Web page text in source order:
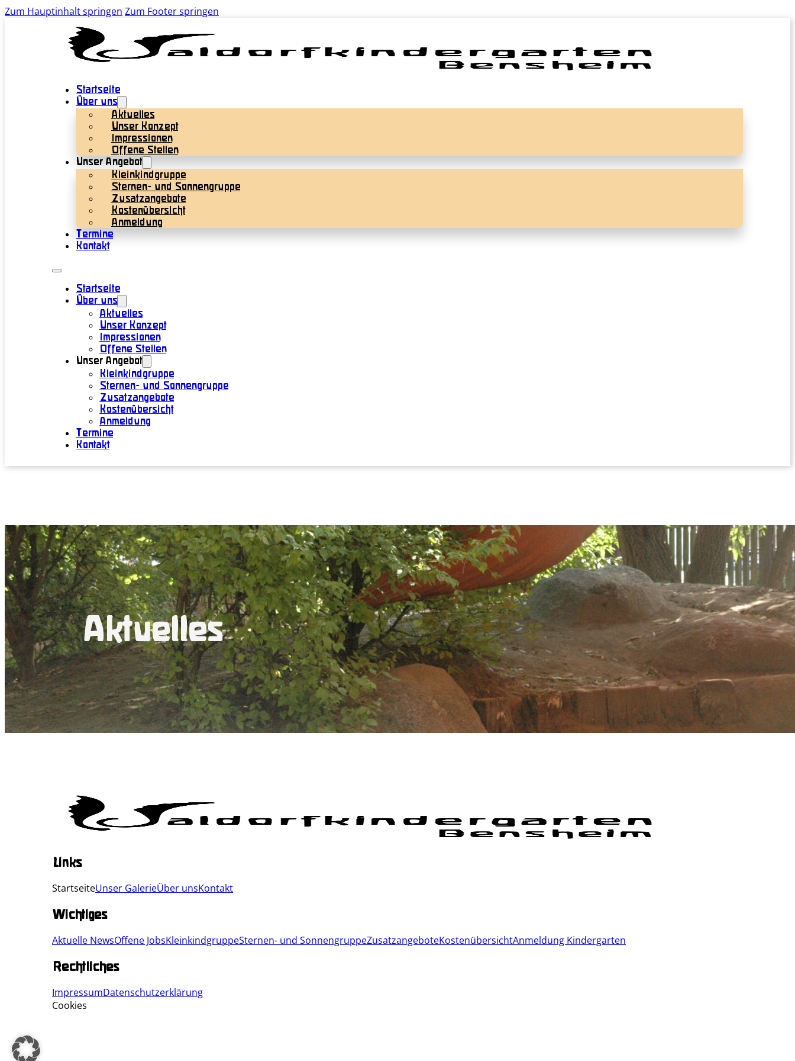
Zum Hauptinhalt springen Zum Footer springen
Startseite
Über uns
Aktuelles
Unser Konzept
Impressionen
Offene Stellen
Unser Angebot
Kleinkindgruppe
Sternen- und Sonnengruppe
Zusatzangebote
Kostenübersicht
Anmeldung
Termine
Kontakt
Startseite
Über uns
Aktuelles
Unser Konzept
Impressionen
Offene Stellen
Unser Angebot
Kleinkindgruppe
Sternen- und Sonnengruppe
Zusatzangebote
Kostenübersicht
Anmeldung
Termine
Kontakt
Aktuelles
Links
StartseiteUnser GalerieÜber unsKontakt
Wichtiges
Aktuelle NewsOffene JobsKleinkindgruppeSternen- und SonnengruppeZusatzangeboteKostenübersichtAnmeldung Kindergarten
Rechtliches
ImpressumDatenschutzerklärung
Cookies